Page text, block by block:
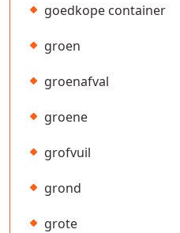
goedkope container
groen
groenafval
groene
grofvuil
grond
grote